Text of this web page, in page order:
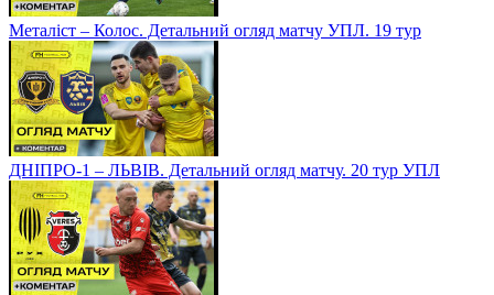
Металіст – Колос. Детальний огляд матчу УПЛ. 19 тур
ДНІПРО-1 – ЛЬВІВ. Детальний огляд матчу. 20 тур УПЛ